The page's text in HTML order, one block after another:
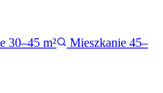
30–45 m²
Mieszkanie 45–